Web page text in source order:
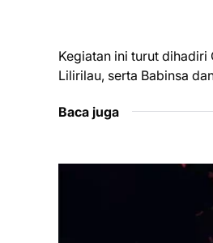
Kegiatan ini turut dihadiri
Lilirilau, serta Babinsa
Baca juga